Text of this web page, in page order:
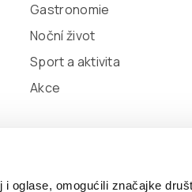
oglase, omogućili značajke
Gastronomie
Noční život
Sport a aktivita
Akce